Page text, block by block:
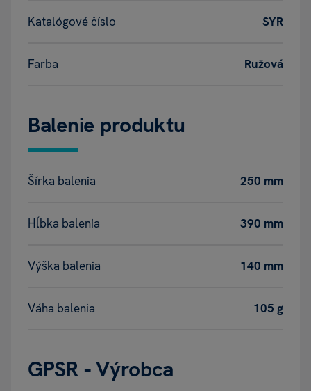
Katalógové číslo SYR
Farba Ružová
Balenie produktu
Šírka balenia 250 mm
Hĺbka balenia 390 mm
Výška balenia 140 mm
Váha balenia 105 g
GPSR - Výrobca